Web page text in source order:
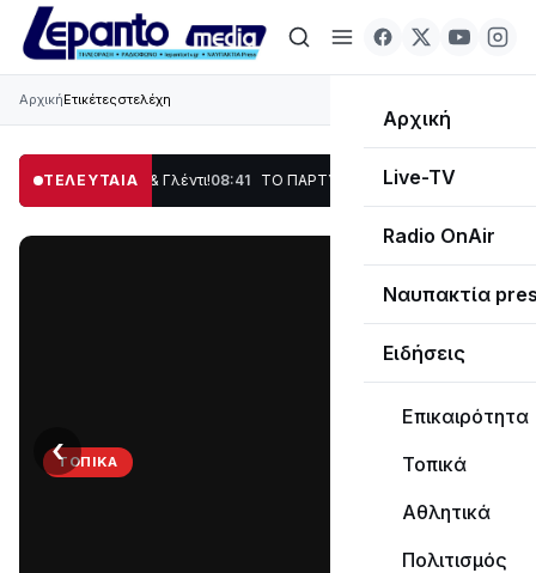
Αρχική
Live-TV
Radio OnAir
Ναυπακτία
Ειδήσεις
Επικαιρότητα
Τοπικά
Αθλητικά
Πολιτισμός
ΑρχικήΕτικέτεςστελέχη
ΤΕΛΕΥΤΑΙΑ
Χορός & Γλέντι! 08:41 ΤΟ ΠΑΡΤΥ ΣΥΝΕΧΙΖΕΤΑΙ… 19:47 Στο σκοτάδι
ΤΟΠΙΚΆ
‹